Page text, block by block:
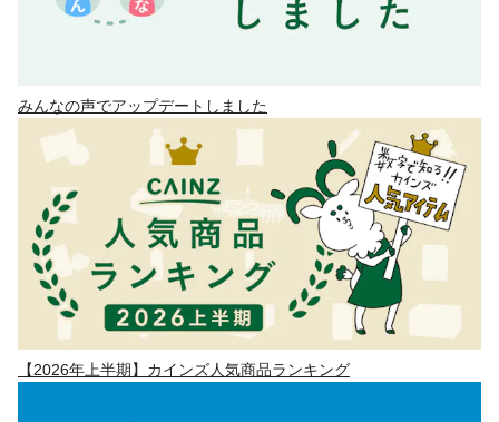
みんなの声でアップデートしました
【2026年上半期】カインズ人気商品ランキング